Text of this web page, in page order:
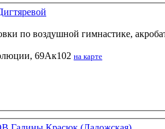
по воздушной гимнастике,
69Ак102 на карте